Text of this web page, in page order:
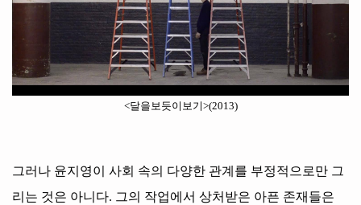
<달을보듯이보기>(2013)
그러나 윤지영이 사회 속의 다양한 관계를 부정적으로만 그
리는 것은 아니다. 그의 작업에서 상처받은 아픈 존재들은